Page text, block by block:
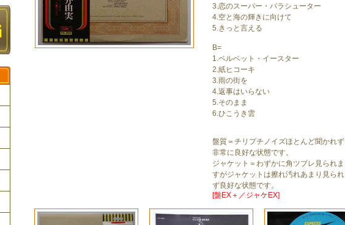
3.恋のスーパー・パラシューター
4.空と海の輝きに向けて
5.きっと言える
B=
1.ベルベット・イースター
2.紙ヒコーキ
3.雨の街を
4.返事はいらない
5.そのまま
6.ひこうき雲
盤質＝チリプチノイズほとんど聞かれず
非常に良好な状態です。
ジャケット＝わずかに角ツブレ見られま
すがジャケットは擦れ汚れあまり見られ
ず良好な状態です。
[盤EX＋／ジャケEX]